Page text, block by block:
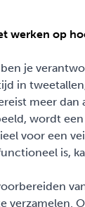
werken op
je
in
meer
wordt
voor een
is,
verzamelen.